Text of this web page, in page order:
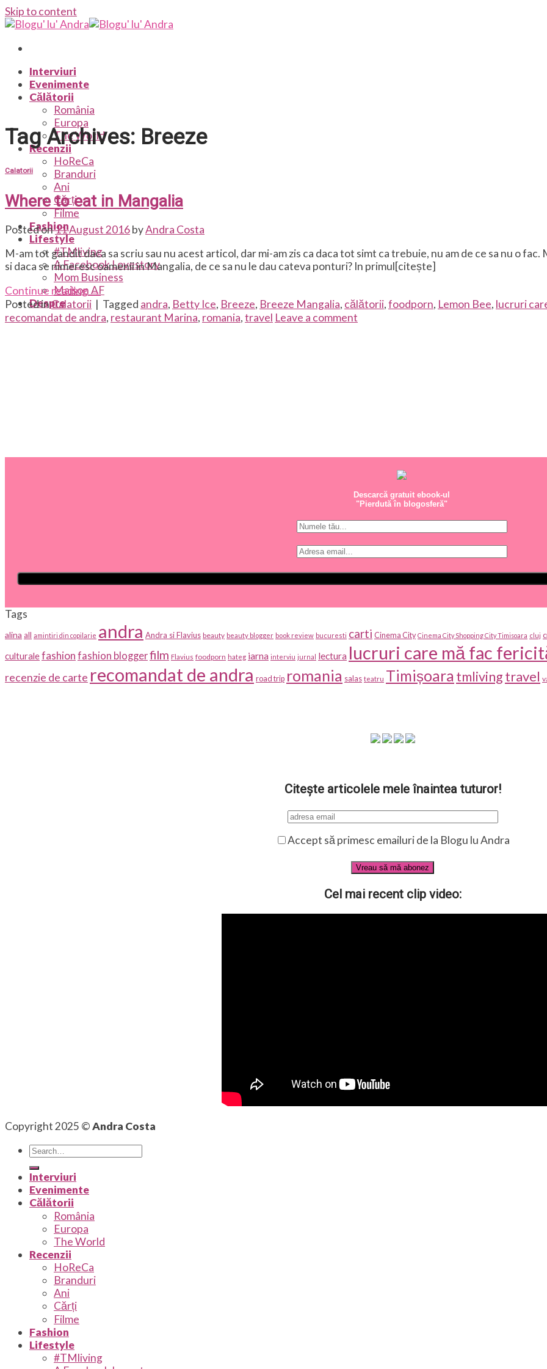
Skip to content
Interviuri
Evenimente
Călătorii
România
Europa
The World
Recenzii
HoReCa
Branduri
Ani
Cărți
Filme
Fashion
Lifestyle
#TMliving
A Facebook Lovestory
Mom Business
Maison AF
Despre
Tag Archives: Breeze
Calatorii
Where to eat in Mangalia
Posted on11 August 2016byAndra Costa
M-am tot gandit daca sa scriu sau nu acest articol, dar mi-am zis ca daca tot simt ca trebuie, nu am de ce sa nu o
si daca se nimeresc oamenii in Mangalia, de ce sa nu le dau cateva ponturi? In primul[citește]
Continue reading→
Posted inCalatorii | Tagged andra, Betty Ice, Breeze, Breeze Mangalia, călătorii,foodporn, Lemon Bee, lucruri
recomandat de andra, restaurant Marina, romania,travel Leave a comment
Descarcă gratuit ebook-ul
"Pierdută în blogosferă"
Tags
alina all amintiri din copilarie andra Andra si Flavius beauty beauty blogger book review bucuresti carti Cinema City Cinema City Shopping City Timisoara cluj
culturalefashion fashion bloggerfilm Flavius foodporn hateg iarna interviu jurnal lectura lucruri care mă fac
recenzie de carte recomandat de andra road trip romania salas teatru Timișoara tmlivingtravel
Citește articolele mele înaintea tuturor!
Accept să primesc emailuri de la Blogu lu Andra
Cel mai recent clip video:
Copyright 2025 ©Andra Costa
Interviuri
Evenimente
Călătorii
România
Europa
The World
Recenzii
HoReCa
Branduri
Ani
Cărți
Filme
Fashion
Lifestyle
#TMliving